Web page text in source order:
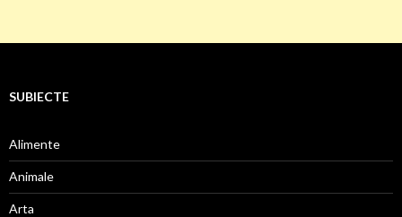
SUBIECTE
Alimente
Animale
Arta